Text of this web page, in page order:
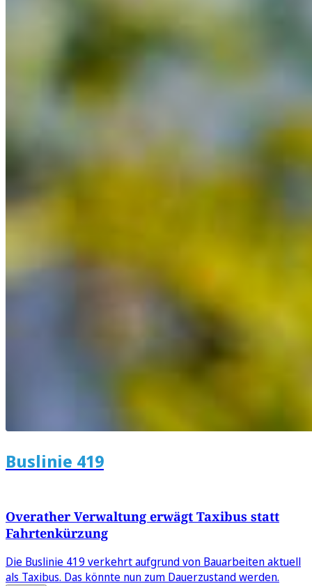
Buslinie 419
Overather Verwaltung erwägt Taxibus statt
Fahrtenkürzung
Die Buslinie 419 verkehrt aufgrund von Bauarbeiten aktuell
als Taxibus. Das könnte nun zum Dauerzustand werden.